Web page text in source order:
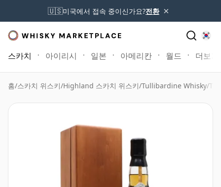
🇺🇸미국에서 접속 중이신가요?전환 ×
스카치 아이리시 일본 아메리칸 월드 더보기
홈/스카치 위스키/Highland 스카치 위스키/Tullibardine Whisky/